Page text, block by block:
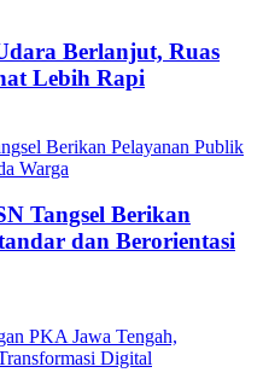
Berlanjut, Ruas
Lebih Rapi
Tangsel Berikan
dan Berorientasi